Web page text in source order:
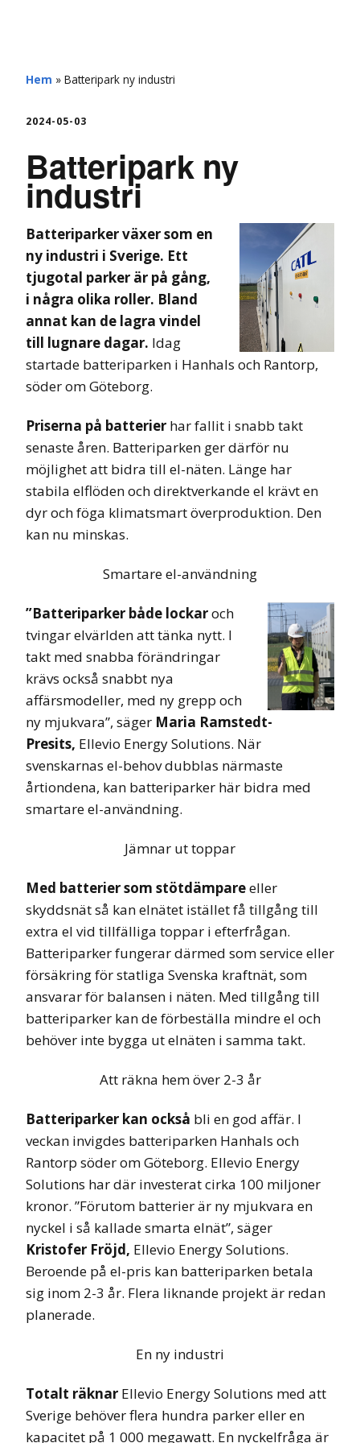
Hem » Batteripark ny industri
2024-05-03
Batteripark ny
industri
Batteriparker växer som en
ny industri i Sverige. Ett
tjugotal parker är på gång,
i några olika roller. Bland
annat kan de lagra vindel
till lugnare dagar. Idag
startade batteriparken i Hanhals och Rantorp,
söder om Göteborg.
Priserna på batterier har fallit i snabb takt
senaste åren. Batteriparken ger därför nu
möjlighet att bidra till el-näten. Länge har
stabila elflöden och direktverkande el krävt en
dyr och föga klimatsmart överproduktion. Den
kan nu minskas.
Smartare el-användning
”Batteriparker både lockaroch
tvingar elvärlden att tänka nytt. I
takt med snabba förändringar
krävs också snabbt nya
affärsmodeller, med ny grepp och
ny mjukvara”, säger Maria Ramstedt-
Presits, Ellevio Energy Solutions. När
svenskarnas el-behov dubblas närmaste
årtiondena, kan batteriparker här bidra med
smartare el-användning.
Jämnar ut toppar
Med batterier som stötdämpareeller
skyddsnät så kan elnätet istället få tillgång till
extra el vid tillfälliga toppar i efterfrågan.
Batteriparker fungerar därmed som service eller
försäkring för statliga Svenska kraftnät, som
ansvarar för balansen i näten. Med tillgång till
batteriparker kan de förbeställa mindre el och
behöver inte bygga ut elnäten i samma takt.
Att räkna hem över 2-3 år
Batteriparker kan också bli en god affär. I
veckan invigdes batteriparken Hanhals och
Rantorp söder om Göteborg. Ellevio Energy
Solutions har där investerat cirka 100 miljoner
kronor. ”Förutom batterier är ny mjukvara en
nyckel i så kallade smarta elnät”, säger
Kristofer Fröjd, Ellevio Energy Solutions.
Beroende på el-pris kan batteriparken betala
sig inom 2-3 år. Flera liknande projekt är redan
planerade.
En ny industri
Totalt räknar Ellevio Energy Solutions med att
Sverige behöver flera hundra parker eller en
kapacitet på 1 000 megawatt. En nyckelfråga är